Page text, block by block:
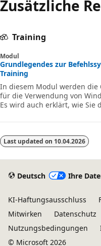
Zusätzliche
Training
Modul
Grundlegendes zur
Training
In diesem Modul werden
für die Verwendung von
Es wird auch erklärt, wie Sie
Dateien anzeigen können.
Last updated on 10.04.2026
Deutsch Ihre
KI-Haftungsausschluss
Mitwirken
Datenschutz
Nutzungsbedingungen
© Microsoft 2026